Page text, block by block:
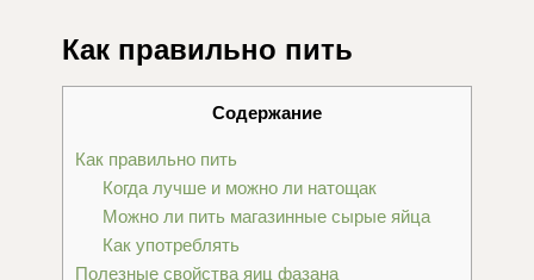
Как правильно пить
Содержание
Как правильно пить
Когда лучше и можно ли натощак
Можно ли пить магазинные сырые яйца
Как употреблять
Полезные свойства яиц фазана